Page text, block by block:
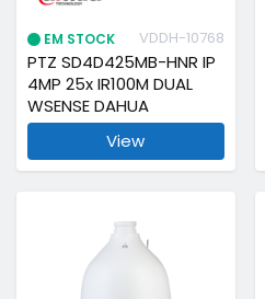
EM STOCK VDDH-10768
PTZ SD4D425MB-HNR IP
4MP 25x IR100M DUAL
WSENSE DAHUA
View